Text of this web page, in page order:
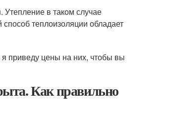
в таком случае
теплоизоляции обладает
я приведу цены на них, чтобы вы
Как правильно